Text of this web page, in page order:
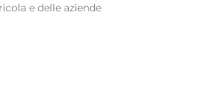
e delle aziende